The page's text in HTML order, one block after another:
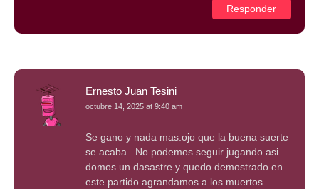
Responder
Ernesto Juan Tesini
octubre 14, 2025 at 9:40 am
Se gano y nada mas.ojo que la buena suerte
se acaba ..No podemos seguir jugando asi
domos un dasastre y quedo demostrado en
este partido.agrandamos a los muertos